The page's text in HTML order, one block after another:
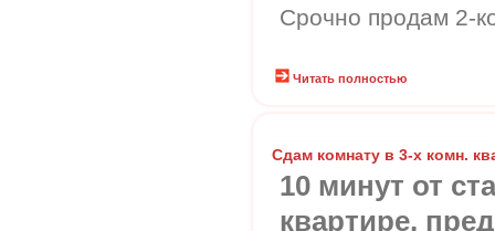
Срочно продам 2-
Читать полностью
Сдам комнату в 3-х комн.
10 минут от
квартире,